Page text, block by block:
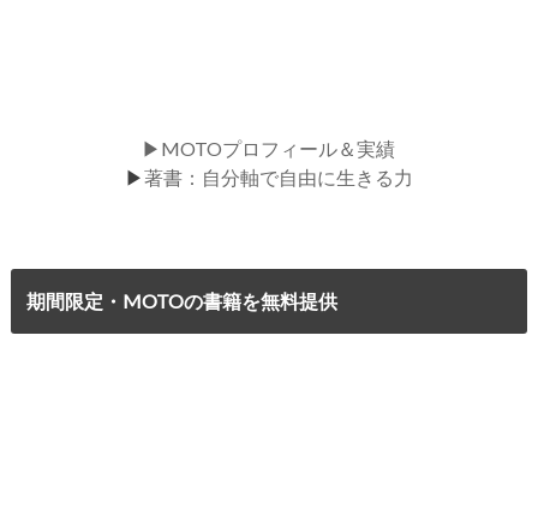
▶MOTOプロフィール＆実績
▶著書：自分軸で自由に生きる力
期間限定・MOTOの書籍を無料提供